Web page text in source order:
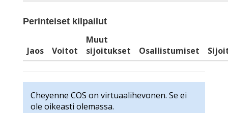
Perinteiset kilpailut
Jaos Voitot
Muut
sijoitukset
Osallistumiset
Cheyenne COS on virtuaalihevonen. Se ei
ole oikeasti olemassa.